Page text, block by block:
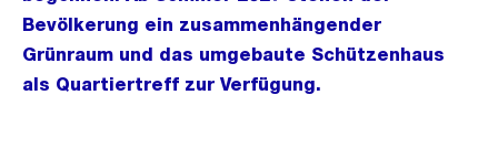
Bevölkerung ein zusammenhängender
Grünraum und das umgebaute Schützenhaus
als Quartiertreff zur Verfügung.